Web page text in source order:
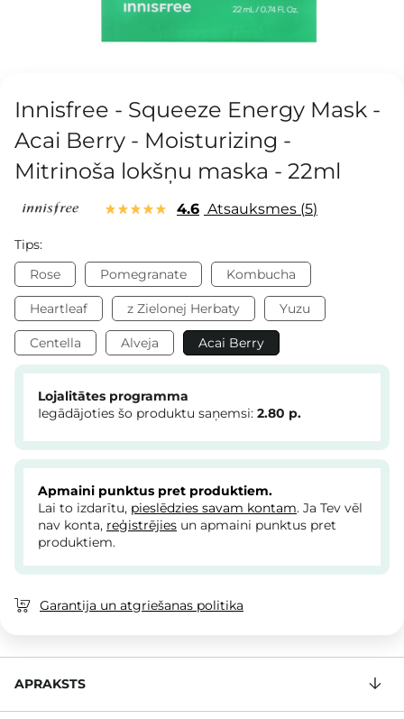
Innisfree - Squeeze Energy Mask -
Acai Berry - Moisturizing -
Mitrinoša lokšņu maska - 22ml
4.6 Atsauksmes 5
Tips:
Rose
Pomegranate Kombucha
Heartleaf z Zielonej Herbaty Yuzu
Centella Alveja Acai Berry
Lojalitātes programma
Iegādājoties šo produktu saņemsi: 2.80 p.
Apmaini punktus pret produktiem.
Lai to izdarītu, pieslēdzies savam kontam. Ja Tev vēl
nav konta, reģistrējies un apmaini punktus pret
produktiem.
Garantija un atgriešanas politika
APRAKSTS